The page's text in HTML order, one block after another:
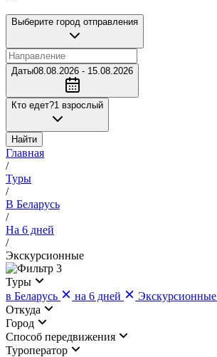
Выберите город отправления
Даты08.08.2026 - 15.08.2026
Кто едет?1 взрослый
Найти
Главная
/
Туры
/
В Беларусь
/
На 6 дней
/
Экскурсионные
3
Туры
в Беларусь
на 6 дней
Экскурсионные
Откуда
Город
Cпособ передвижения
Туроператор